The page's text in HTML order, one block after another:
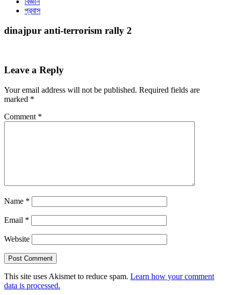
প্রবাস
dinajpur anti-terrorism rally 2
Leave a Reply
Your email address will not be published. Required fields are
marked *
Comment *
Name *
Email *
Website
This site uses Akismet to reduce spam. Learn how your comment
data is processed.